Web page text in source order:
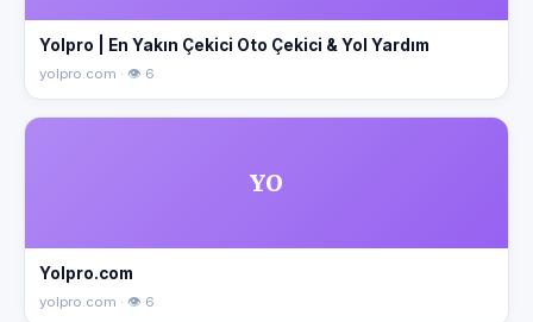
Yolpro | En Yakın Çekici Oto Çekici & Yol Yardım
yolpro.com · 👁 6
YO
Yolpro.com
yolpro.com · 👁 6